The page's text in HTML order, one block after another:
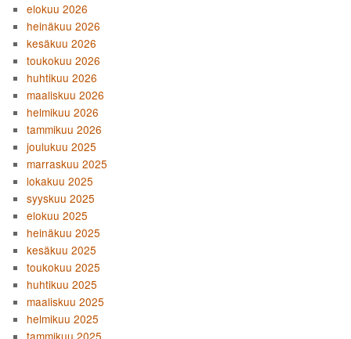
elokuu 2026
heinäkuu 2026
kesäkuu 2026
toukokuu 2026
huhtikuu 2026
maaliskuu 2026
helmikuu 2026
tammikuu 2026
joulukuu 2025
marraskuu 2025
lokakuu 2025
syyskuu 2025
elokuu 2025
heinäkuu 2025
kesäkuu 2025
toukokuu 2025
huhtikuu 2025
maaliskuu 2025
helmikuu 2025